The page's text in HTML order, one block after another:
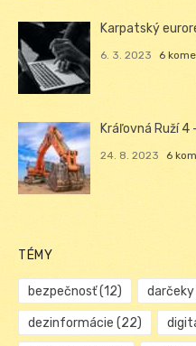
Karpatský
6. 3. 2023 6
Kráľovná Ruží 4
24. 8. 2023 6
TÉMY
bezpečnosť(12) darčeky
dezinformácie (22)